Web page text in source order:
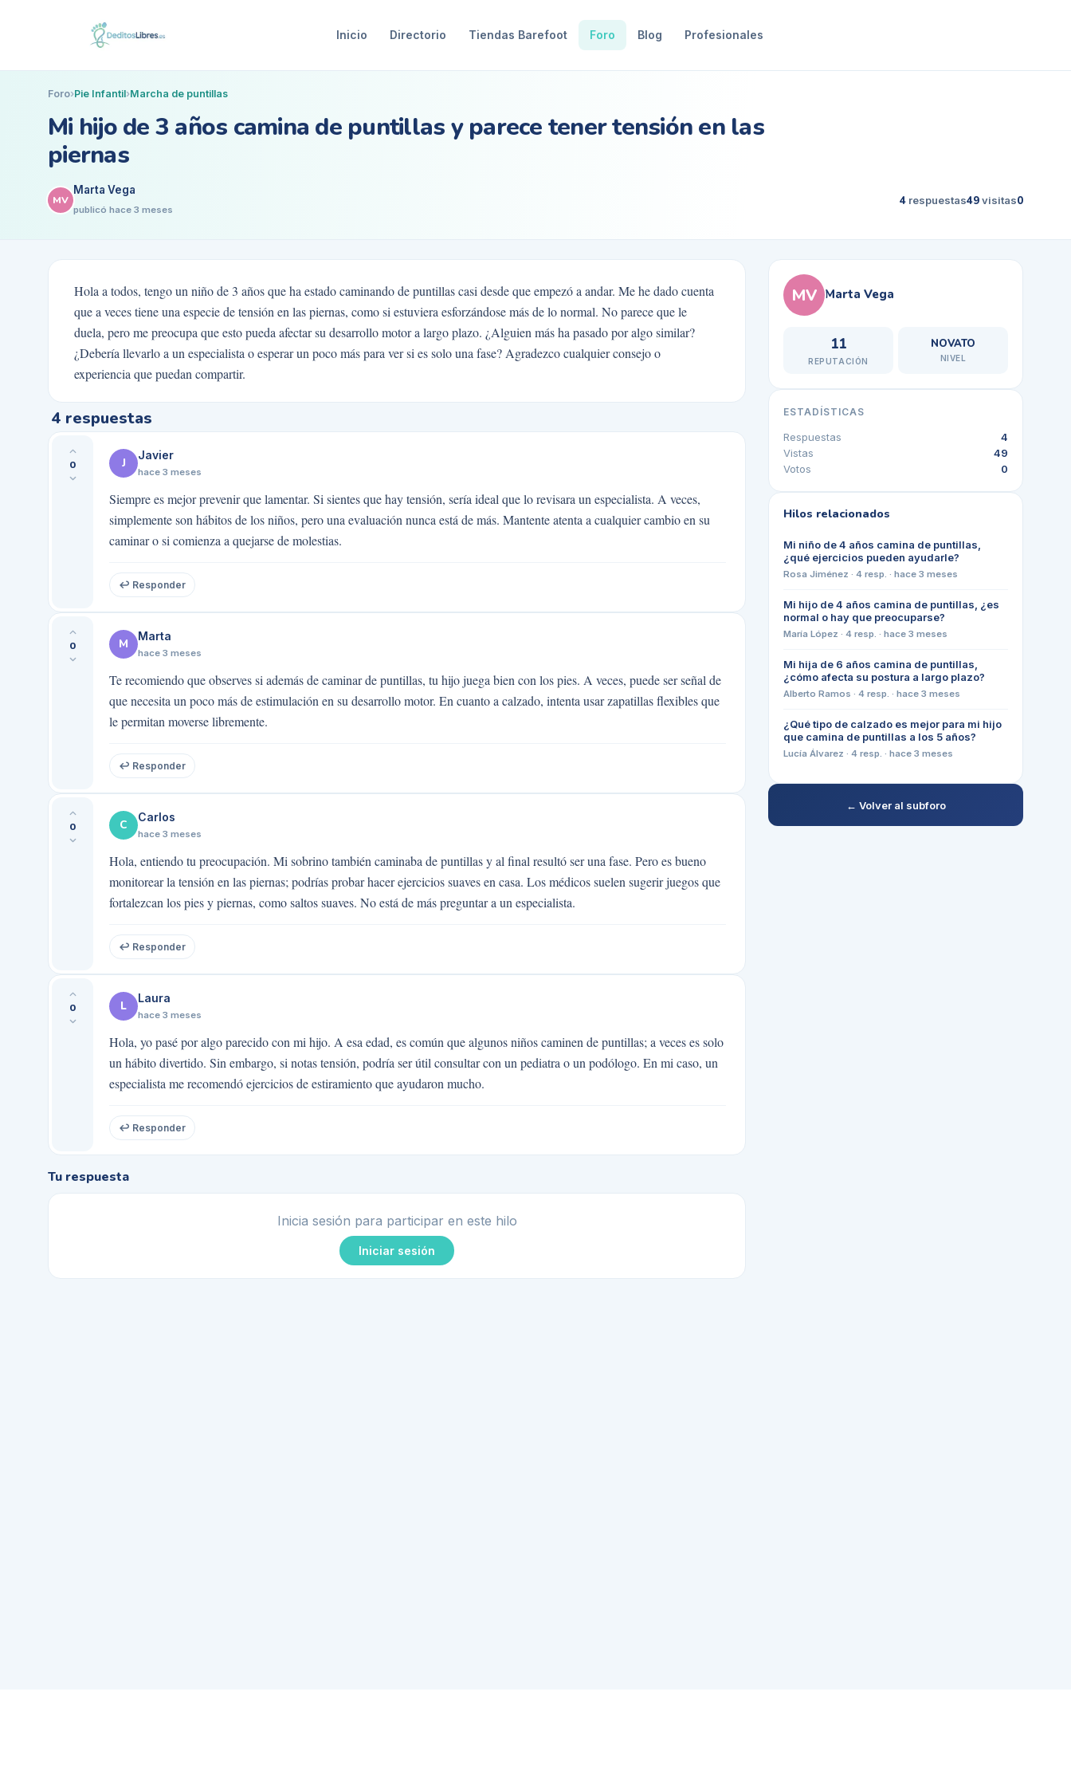
Inicio Directorio Tiendas Barefoot Foro Blog Profesionales
Foro›Pie Infantil›Marcha de puntillas
Mi hijo de 3 años camina de puntillas y parece tener tensión en las
piernas
MV
Marta Vega
publicó hace 3 meses
4 respuestas49visitas0
Hola a todos, tengo un niño de 3 años que ha estado caminando de puntillas casi desde que empezó a andar. Me he dado cuenta
que a veces tiene una especie de tensión en las piernas, como si estuviera esforzándose más de lo normal. No parece que le
duela, pero me preocupa que esto pueda afectar su desarrollo motor a largo plazo. ¿Alguien más ha pasado por algo similar?
¿Debería llevarlo a un especialista o esperar un poco más para ver si es solo una fase? Agradezco cualquier consejo o
experiencia que puedan compartir.
4 respuestas
0 J
Javier
hace 3 meses
Siempre es mejor prevenir que lamentar. Si sientes que hay tensión, sería ideal que lo revisara un especialista. A veces,
simplemente son hábitos de los niños, pero una evaluación nunca está de más. Mantente atenta a cualquier cambio en su
caminar o si comienza a quejarse de molestias.
↩ Responder
0 M
Marta
hace 3 meses
Te recomiendo que observes si además de caminar de puntillas, tu hijo juega bien con los pies. A veces, puede ser señal de
que necesita un poco más de estimulación en su desarrollo motor. En cuanto a calzado, intenta usar zapatillas flexibles que
le permitan moverse libremente.
↩ Responder
0 C
Carlos
hace 3 meses
Hola, entiendo tu preocupación. Mi sobrino también caminaba de puntillas y al final resultó ser una fase. Pero es bueno
monitorear la tensión en las piernas; podrías probar hacer ejercicios suaves en casa. Los médicos suelen sugerir juegos que
fortalezcan los pies y piernas, como saltos suaves. No está de más preguntar a un especialista.
↩ Responder
0 L
Laura
hace 3 meses
Hola, yo pasé por algo parecido con mi hijo. A esa edad, es común que algunos niños caminen de puntillas; a veces es solo
un hábito divertido. Sin embargo, si notas tensión, podría ser útil consultar con un pediatra o un podólogo. En mi caso, un
especialista me recomendó ejercicios de estiramiento que ayudaron mucho.
↩ Responder
Tu respuesta
Inicia sesión para participar en este hilo
Iniciar sesión
MV Marta Vega
11
REPUTACIÓN
NOVATO
NIVEL
ESTADÍSTICAS
Respuestas
4
Vistas
49
Votos
0
Hilos relacionados
Mi niño de 4 años camina de puntillas,
¿qué ejercicios pueden ayudarle?
Rosa Jiménez · 4 resp. · hace 3 meses
Mi hijo de 4 años camina de puntillas, ¿es
normal o hay que preocuparse?
María López · 4 resp. · hace 3 meses
Mi hija de 6 años camina de puntillas,
¿cómo afecta su postura a largo plazo?
Alberto Ramos · 4 resp. · hace 3 meses
¿Qué tipo de calzado es mejor para mi hijo
que camina de puntillas a los 5 años?
Lucía Álvarez · 4 resp. · hace 3 meses
← Volver al subforo